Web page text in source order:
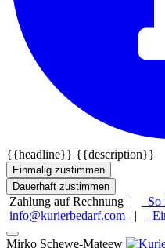
{{headline}} {{description}}
Einmalig zustimmen
Dauerhaft zustimmen
Zahlung auf Rechnung | So
info@kurierbedarf.com
|
Mirko Schewe-Mateew